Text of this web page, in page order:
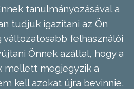
tanulmányozásával a
tudjuk igazítani az Ön
változatosabb felhasználói
Önnek azáltal, hogy a
mellett megjegyzik a
kell azokat újra bevinnie,